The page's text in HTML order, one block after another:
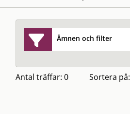
Ämnen och filter
Antal träffar: 0 Sortera på: